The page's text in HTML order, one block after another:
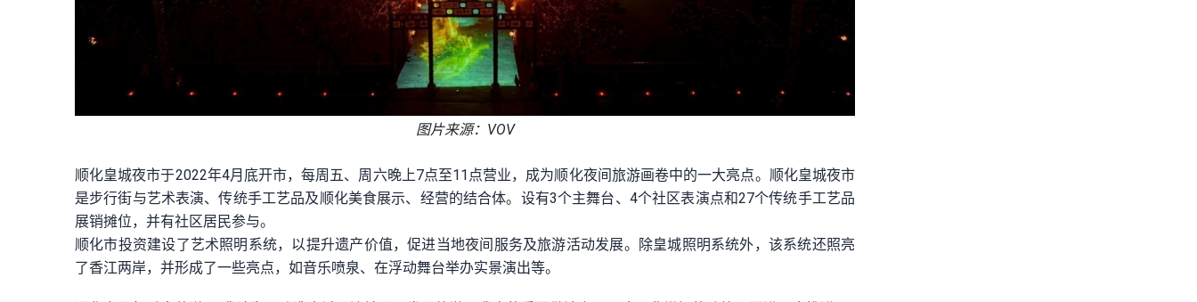
图片来源：VOV
顺化皇城夜市于2022年4月底开市，每周五、周六晚上7点至11点营业，成为顺化夜间旅游画卷中的一大亮点。顺化皇城夜市
是步行街与艺术表演、传统手工艺品及顺化美食展示、经营的结合体。设有3个主舞台、4个社区表演点和27个传统手工艺品
展销摊位，并有社区居民参与。
顺化市投资建设了艺术照明系统，以提升遗产价值，促进当地夜间服务及旅游活动发展。除皇城照明系统外，该系统还照亮
了香江两岸，并形成了一些亮点，如音乐喷泉、在浮动舞台举办实景演出等。